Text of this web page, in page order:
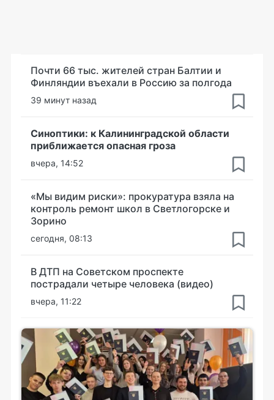
Почти 66 тыс. жителей стран Балтии и
Финляндии въехали в Россию за полгода
39 минут назад
Синоптики: к Калининградской области
приближается опасная гроза
вчера, 14:52
«Мы видим риски»: прокуратура взяла на
контроль ремонт школ в Светлогорске и
Зорино
сегодня, 08:13
В ДТП на Советском проспекте
пострадали четыре человека (видео)
вчера, 11:22